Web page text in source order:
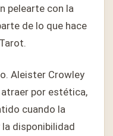
pelearte con la
de lo que hace
Aleister Crowley
por estética,
cuando la
disponibilidad